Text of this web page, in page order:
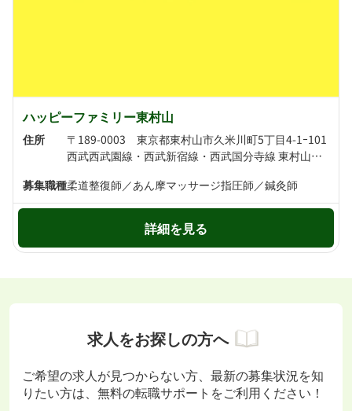
ハッピーファミリー東村山
住所
〒189-0003 東京都東村山市久米川町5丁目4-1ｰ101
西武西武園線・西武新宿線・西武国分寺線 東村山駅より徒歩17分 西武池袋線・西武新宿線 所沢駅より徒歩23分
募集職種柔道整復師／あん摩マッサージ指圧師／鍼灸師
詳細を見る
求人をお探しの方へ
ご希望の求人が見つからない方、最新の募集状況を知
りたい方は、無料の転職サポートをご利用ください！